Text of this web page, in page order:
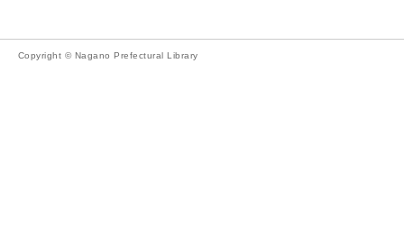
Copyright © Nagano Prefectural Library